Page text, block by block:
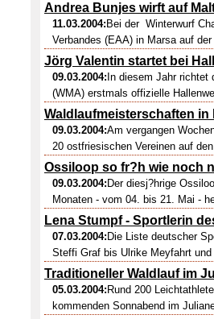
Andrea Bunjes wirft auf
11.03.2004: Bei der Winterwurf
Verbandes (EAA) in Marsa auf
Jörg Valentin startet bei
09.03.2004: In diesem Jahr richtet
(WMA) erstmals offizielle
Waldlaufmeisterschaften in
09.03.2004:Am vergangen
20 ostfriesischen Vereinen auf
Ossiloop so fr?h wie noch
09.03.2004: Der diesj?hrige
Monaten - vom 04. bis 21. Mai -
Lena Stumpf - Sportlerin
07.03.2004: Die Liste deutscher
Steffi Graf bis Ulrike Meyfahrt
Traditioneller Waldlauf im
05.03.2004: Rund 200
kommenden Sonnabend im